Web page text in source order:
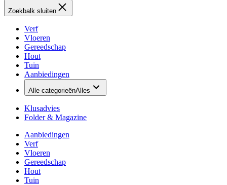
Zoekbalk sluiten
Verf
Vloeren
Gereedschap
Hout
Tuin
Aanbiedingen
Alle categorieënAlles
Klusadvies
Folder & Magazine
Aanbiedingen
Verf
Vloeren
Gereedschap
Hout
Tuin